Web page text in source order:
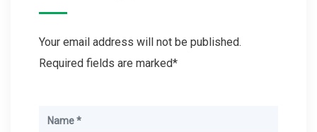
Your email address will not be published.
Required fields are marked*